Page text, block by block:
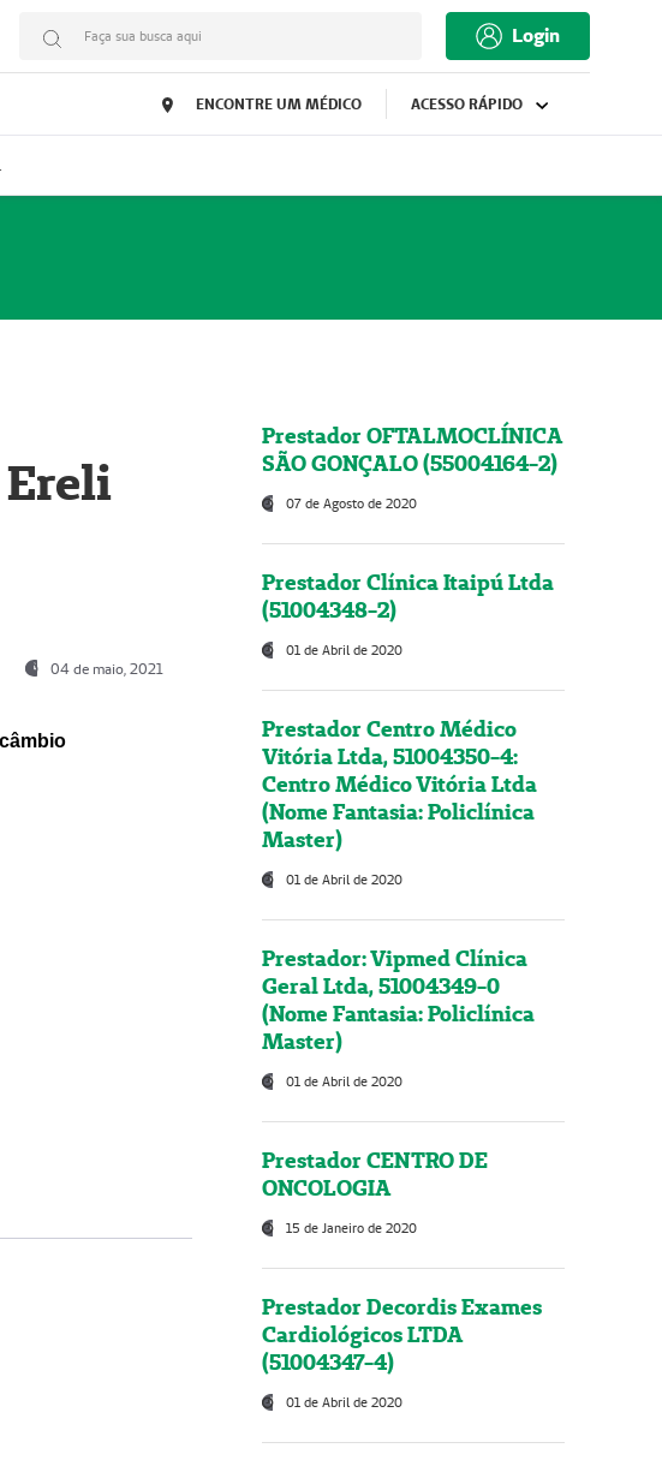
Faça sua busca aqui Login
ENCONTRE UM MÉDICO ACESSO RÁPIDO
7)
Ereli
04 de maio, 2021
Prestador OFTALMOCLÍNICA
SÃO GONÇALO (55004164-2)
07 de Agosto de 2020
Prestador Clínica Itaipú Ltda
(51004348-2)
01 de Abril de 2020
Prestador Centro Médico
Vitória Ltda, 51004350-4:
Centro Médico Vitória Ltda
(Nome Fantasia: Policlínica
Master)
01 de Abril de 2020
Prestador: Vipmed Clínica
Geral Ltda, 51004349-0
(Nome Fantasia: Policlínica
Master)
01 de Abril de 2020
Prestador CENTRO DE
ONCOLOGIA
15 de Janeiro de 2020
Prestador Decordis Exames
Cardiológicos LTDA
(51004347-4)
01 de Abril de 2020